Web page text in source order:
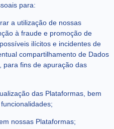
para:
a utilização de nossas
à fraude e promoção de
ilícitos e incidentes de
compartilhamento de Dados
para fins de apuração das
das Plataformas, bem
nossas Plataformas;